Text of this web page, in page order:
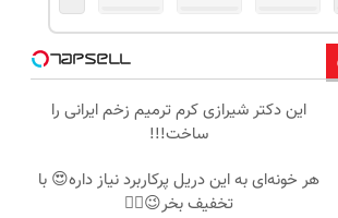
این دکتر شیرازی کرم ترمیم زخم ایرانی را
ساخت!!!
هر خونه‌ای به این دریل پرکاربرد نیاز داره😍 با
تخفیف بخر😉👌🏻